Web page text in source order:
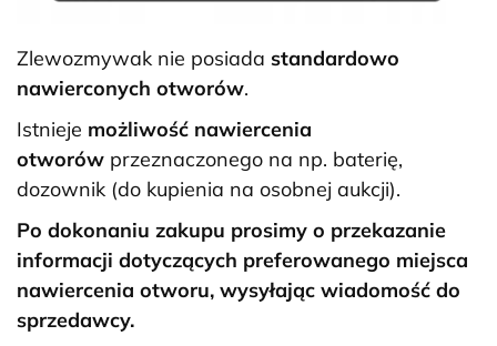
Zlewozmywak nie posiada standardowo
nawierconych otworów.
Istnieje możliwość nawiercenia
otworów przeznaczonego na np. baterię,
dozownik (do kupienia na osobnej aukcji).
Po dokonaniu zakupu prosimy o przekazanie
informacji dotyczących preferowanego miejsca
nawiercenia otworu, wysyłając wiadomość do
sprzedawcy.